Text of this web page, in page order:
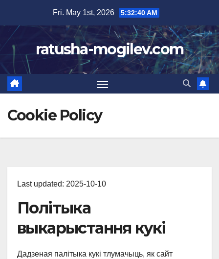
content
Fri. May 1st, 2026 5:32:41 AM
ratusha-mogilev.com
Cookie Policy
Last updated: 2025-10-10
Політыка
выкарыстання кукі
Дадзеная палітыка кукі тлумачыць, як сайт